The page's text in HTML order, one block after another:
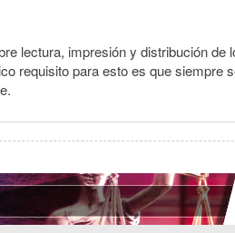
lectura, impresión y distribución de
requisito para esto es que siempre